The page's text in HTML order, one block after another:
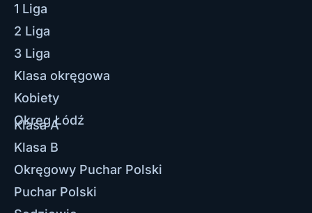
1 Liga
2 Liga
3 Liga
Klasa okręgowa
Kobiety
Okręg Łódź
Klasa A
Klasa B
Okręgowy Puchar Polski
Puchar Polski